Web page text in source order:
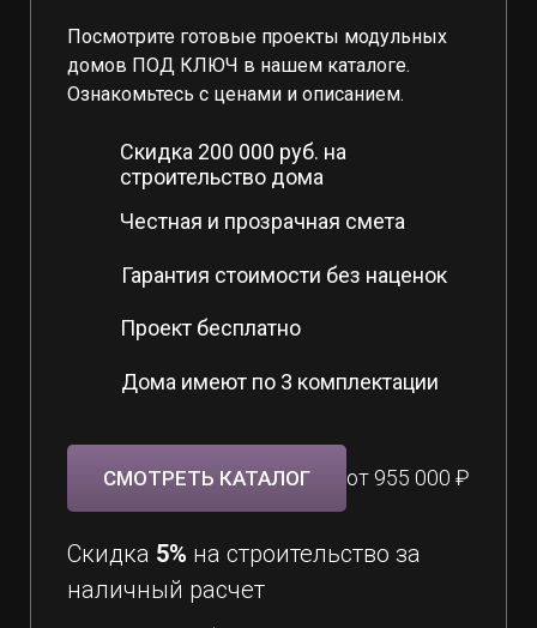
Посмотрите готовые проекты модульных
домов ПОД КЛЮЧ в нашем каталоге.
Ознакомьтесь с ценами и описанием.
Скидка 200 000 руб. на
строительство дома
Честная и прозрачная смета
Гарантия стоимости без наценок
Проект бесплатно
Дома имеют по 3 комплектации
СМОТРЕТЬ КАТАЛОГ от 955 000 ₽
Скидка 5% на строительство за
наличный расчет